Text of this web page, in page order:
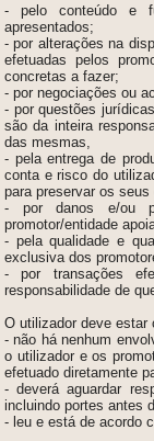
- pelo conteúdo e
apresentados;
- por alterações na
efetuadas pelos
concretas a fazer;
- por negociações ou
- por questões
são da inteira
das mesmas,
- pela entrega de
conta e risco do
para preservar os seus
- por danos e/ou
promotor/entidade
- pela qualidade e
exclusiva dos
- por transações
responsabilidade de
O utilizador deve estar
- não há nenhum
o utilizador e os
efetuado diretamente
-deverá aguardar
incluindo portes antes
- leu e está de acordo